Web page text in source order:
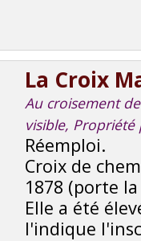
La Croix
Au croisement
visible, Propriété
Réemploi.
Croix de
1878 (porte
Elle a été
l'indique